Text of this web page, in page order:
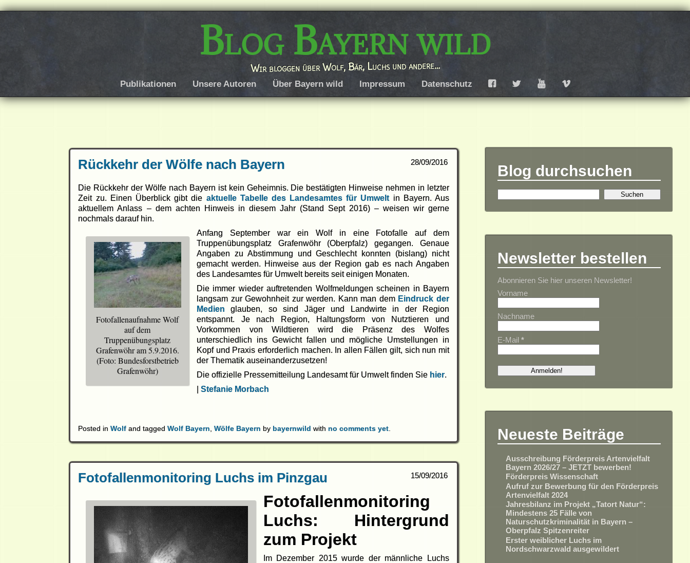
Blog Bayern wild
Wir bloggen über Wolf, Bär, Luchs und andere…
Publikationen Unsere Autoren Über Bayern wild Impressum Datenschutz F T Y V
28/09/2016
Rückkehr der Wölfe nach Bayern
Die Rückkehr der Wölfe nach Bayern ist kein Geheimnis. Die bestätigten Hinweise nehmen in letzter
Zeit zu. Einen Überblick gibt die aktuelle Tabelle des Landesamtes für Umweltin Bayern. Aus
aktuellem Anlass – dem achten Hinweis in diesem Jahr (Stand Sept 2016) – weisen wir gerne
nochmals darauf hin.
Fotofallenaufnahme Wolf
auf dem
Truppenübungsplatz
Grafenwöhr am 5.9.2016.
(Foto: Bundesforstbetrieb
Grafenwöhr)
Anfang September war ein Wolf in eine Fotofalle auf dem
Truppenübungsplatz Grafenwöhr (Oberpfalz) gegangen. Genaue
Angaben zu Abstimmung und Geschlecht konnten (bislang) nicht
gemacht werden. Hinweise aus der Region gab es nach Angaben
des Landesamtes für Umwelt bereits seit einigen Monaten.
Die immer wieder auftretenden Wolfmeldungen scheinen in Bayern
langsam zur Gewohnheit zur werden. Kann man dem Eindruck der
Medienglauben, so sind Jäger und Landwirte in der Region
entspannt. Je nach Region, Haltungsform von Nutztieren und
Vorkommen von Wildtieren wird die Präsenz des Wolfes
unterschiedlich ins Gewicht fallen und mögliche Umstellungen in
Kopf und Praxis erforderlich machen. In allen Fällen gilt, sich nun mit
der Thematik auseinanderzusetzen!
Die offizielle Pressemitteilung Landesamt für Umwelt finden Sie hier.
Stefanie Morbach
Posted inWolf and taggedWolf Bayern ,Wölfe Bayern by bayernwild withno comments yet
15/09/2016
Fotofallenmonitoring Luchs im Pinzgau
Fotofallenmonitoring
Luchs: Hintergrund
zum Projekt
Im Dezember 2015 wurde der männliche Luchs
Blog durchsuchen
Newsletter bestellen
Abonnieren Sie hier unseren Newsletter!
Vorname
Nachname
E-Mail*
Neueste Beiträge
Ausschreibung Förderpreis Artenvielfalt
Bayern 2026/27 – JETZT bewerben!
Förderpreis Wissenschaft
Aufruf zur Bewerbung für den Förderpreis
Artenvielfalt 2024
Jahresbilanz im Projekt „Tatort Natur“:
Mindestens 25 Fälle von
Naturschutzkriminalität in Bayern –
Oberpfalz Spitzenreiter
Erster weiblicher Luchs im
Nordschwarzwald ausgewildert